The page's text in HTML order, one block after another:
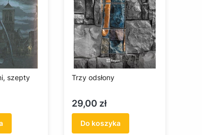
szepty
Trzy odsłony
Cena
29,00 zł
Do koszyka